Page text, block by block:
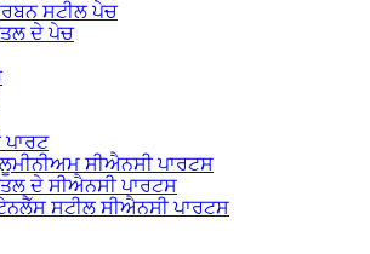
ਸਟੀਲ ਪੇਚ
ਦੇ ਪੇਚ
ਪਾਰਟ
ਸੀਐਨਸੀ ਪਾਰਟਸ
ਦੇ ਸੀਐਨਸੀ ਪਾਰਟਸ
ਸਟੀਲ ਸੀਐਨਸੀ ਪਾਰਟਸ